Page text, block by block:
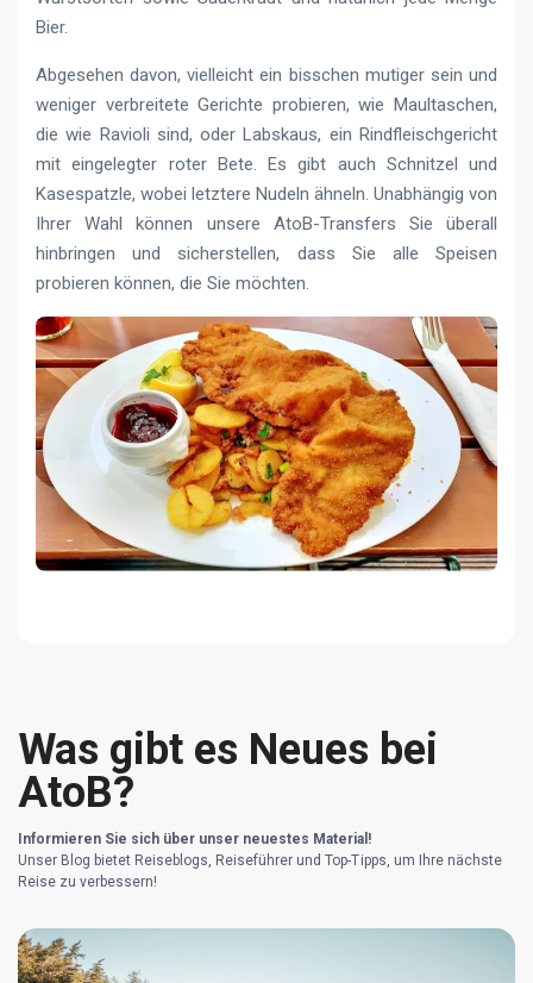
Bier.
Abgesehen davon, vielleicht ein bisschen mutiger sein und
weniger verbreitete Gerichte probieren, wie Maultaschen,
die wie Ravioli sind, oder Labskaus, ein Rindfleischgericht
mit eingelegter roter Bete. Es gibt auch Schnitzel und
Kasespatzle, wobei letztere Nudeln ähneln. Unabhängig von
Ihrer Wahl können unsere AtoB-Transfers Sie überall
hinbringen und sicherstellen, dass Sie alle Speisen
probieren können, die Sie möchten.
Was gibt es Neues bei
AtoB?
Informieren Sie sich über unser neuestes Material!
Unser Blog bietet Reiseblogs, Reiseführer und Top-Tipps, um Ihre nächste
Reise zu verbessern!